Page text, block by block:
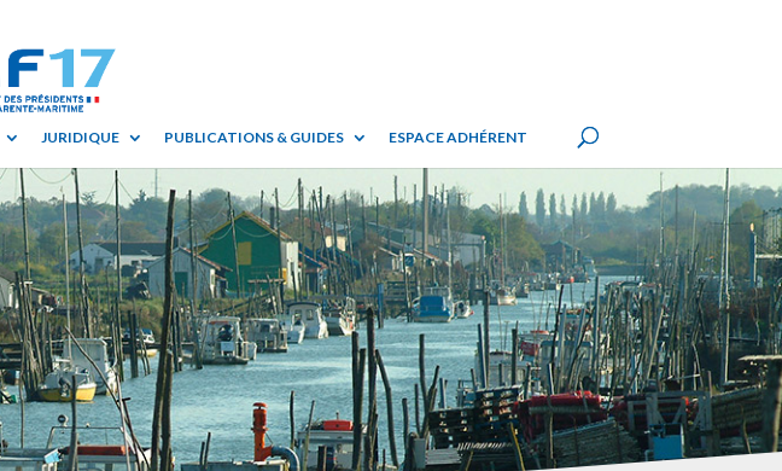
JURIDIQUE PUBLICATIONS & GUIDES ESPACE ADHÉRENT